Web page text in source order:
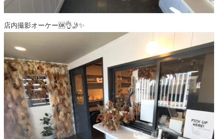
店内撮影オーケー🆗👌🤳✨